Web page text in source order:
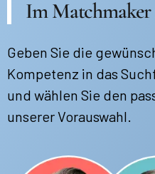
Im
Geben Sie die
Kompetenz in das
und wählen Sie den
unserer Vorauswahl.